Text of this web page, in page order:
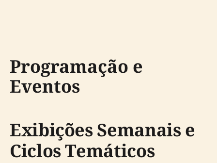
Programação e
Eventos
Exibições Semanais e
Ciclos Temáticos